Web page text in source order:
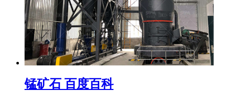
锰矿石 百度百科